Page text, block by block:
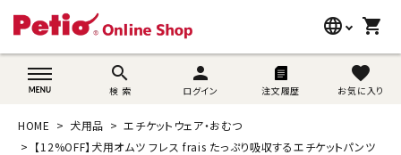
language
wovn-lang-name
shopping_cart
search
検 索
person
ログイン 注文履歴
favorite
お気に入り
search
猫用品
HOME 犬用品
エチケットウェア・おむつ
【12%OFF】犬用オムツ フレス frais たっぷり吸収するエチケットパンツ